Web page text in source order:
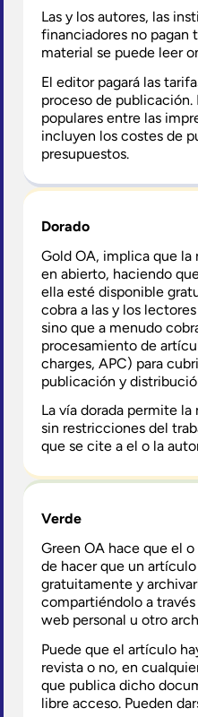
Las y los autores, las
financiadores no pagan
material se puede leer
El editor pagará las
proceso de publicación.
populares entre las
incluyen los costes de
presupuestos.
Dorado
Gold OA, implica que
en abierto, haciendo
ella esté disponible
cobra a las y los
sino que a menudo
procesamiento de
charges, APC) para
publicación y
La vía dorada permite
sin restricciones del
que se cite a el o la
Verde
Green OA hace que el
de hacer que un
gratuitamente y
compartiéndolo a
web personal u otro
Puede que el artículo
revista o no, en
que publica dicho
libre acceso. Pueden